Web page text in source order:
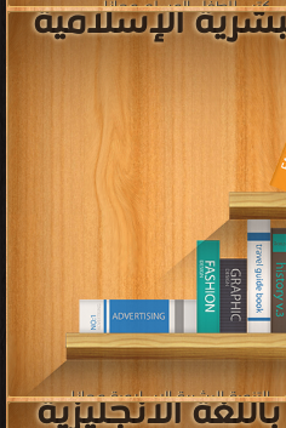
متنوعة
إسلامية متنوعة مجانا